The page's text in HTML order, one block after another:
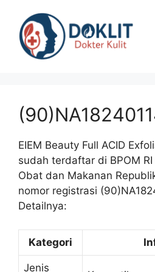
EIEM Beauty Full ACID
sudah terdaftar di BPOM
Obat dan Makanan
nomor registrasi
Detailnya:
Kategori
Jenis